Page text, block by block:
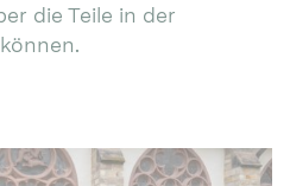
die Teile in der